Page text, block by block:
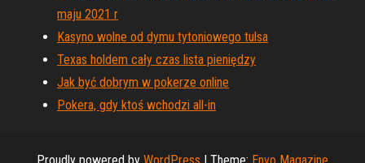
maju 2021 r
Kasyno wolne od dymu tytoniowego tulsa
Texas holdem cały czas lista pieniędzy
Jak być dobrym w pokerze online
Pokera, gdy ktoś wchodzi all-in